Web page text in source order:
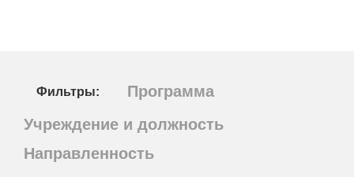
Фильтры:
Программа
Учреждение и должность
Направленность